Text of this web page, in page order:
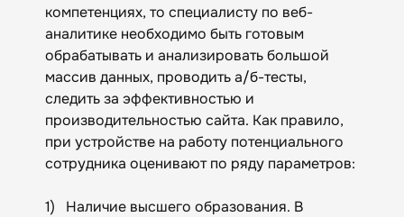
компетенциях, то специалисту по веб-
аналитике необходимо быть готовым
обрабатывать и анализировать большой
массив данных, проводить а/б-тесты,
следить за эффективностью и
производительностью сайта. Как правило,
при устройстве на работу потенциального
сотрудника оценивают по ряду параметров:
1) Наличие высшего образования. В